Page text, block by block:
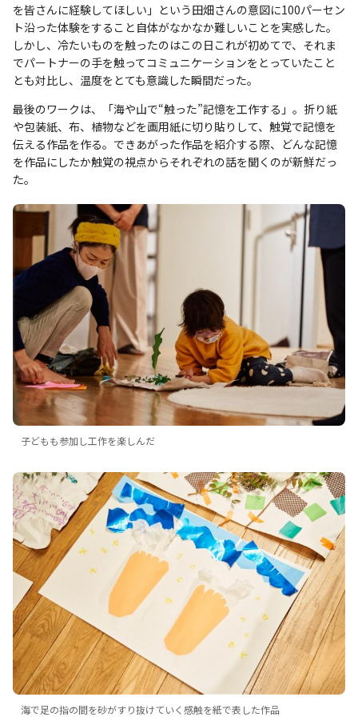
を皆さんに経験してほしい」という田畑さんの意図に100パーセン
ト沿った体験をすること自体がなかなか難しいことを実感した。
しかし、冷たいものを触ったのはこの日これが初めてで、それま
でパートナーの手を触ってコミュニケーションをとっていたこと
とも対比し、温度をとても意識した瞬間だった。
最後のワークは、「海や山で“触った”記憶を工作する」。折り紙
や包装紙、布、植物などを画用紙に切り貼りして、触覚で記憶を
伝える作品を作る。できあがった作品を紹介する際、どんな記憶
を作品にしたか触覚の視点からそれぞれの話を聞くのが新鮮だっ
た。
子どもも参加し工作を楽しんだ
海で足の指の間を砂がすり抜けていく感触を紙で表した作品